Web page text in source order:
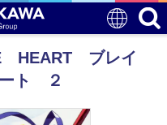
HEART ブレイ
ト ２